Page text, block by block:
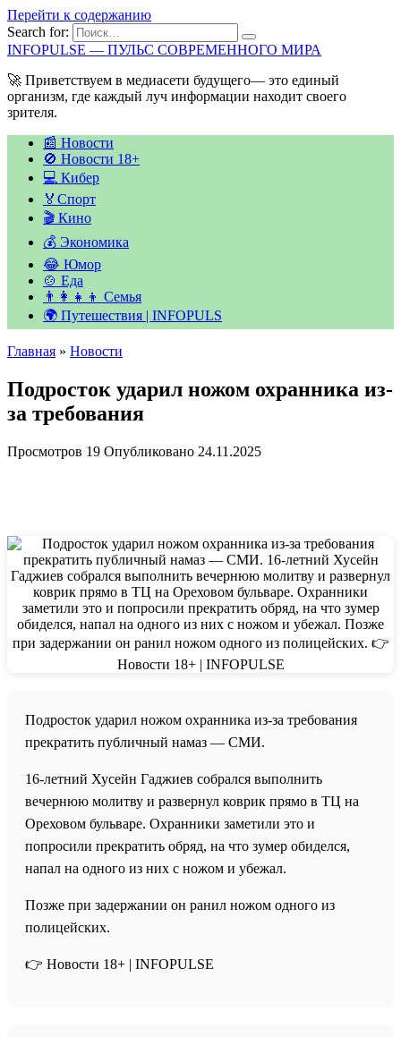
Перейти к содержанию
Search for:
INFOPULSE — ПУЛЬС СОВРЕМЕННОГО МИРА
🚀 Приветствуем в медиасети будущего— это единый
организм, где каждый луч информации находит своего
зрителя.
📰 Новости
🚫 Новости 18+
💻 Кибер
🏅Спорт
🎬 Кино
💰 Экономика
😂 Юмор
🍲 Еда
👨‍👩‍👧‍👦 Семья
🌍 Путешествия | INFOPULS
Главная » Новости
Подросток ударил ножом охранника из-
за требования
Просмотров 19 Опубликовано 24.11.2025
Подросток ударил ножом охранника из-за требования
прекратить публичный намаз — СМИ.
16-летний Хусейн Гаджиев собрался выполнить
вечернюю молитву и развернул коврик прямо в ТЦ на
Ореховом бульваре. Охранники заметили это и
попросили прекратить обряд, на что зумер обиделся,
напал на одного из них с ножом и убежал.
Позже при задержании он ранил ножом одного из
полицейских.
👉 Новости 18+ | INFOPULSE